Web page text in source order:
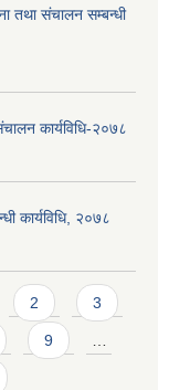
तथा संचालन सम्बन्धी
कार्यविधि-२०७८
कार्यविधि, २०७८
2 3
9